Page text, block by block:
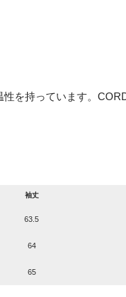
を持っています。
袖丈
63.5
64
65